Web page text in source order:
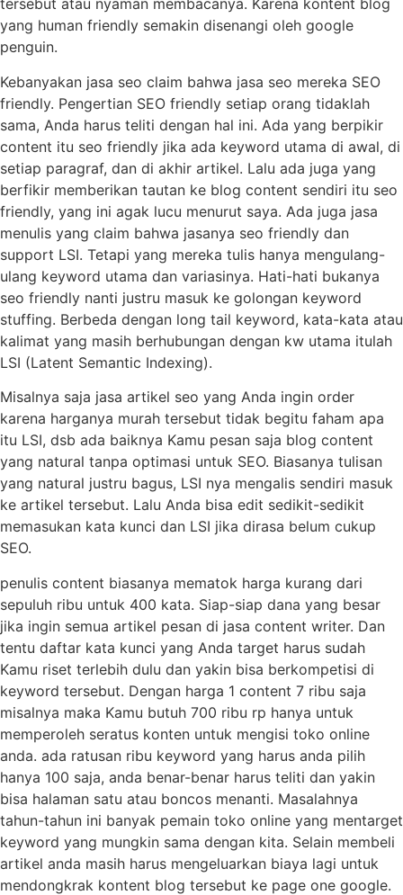
tersebut atau nyaman membacanya. Karena kontent blog
yang human friendly semakin disenangi oleh google
penguin.
Kebanyakan jasa seo claim bahwa jasa seo mereka SEO
friendly. Pengertian SEO friendly setiap orang tidaklah
sama, Anda harus teliti dengan hal ini. Ada yang berpikir
content itu seo friendly jika ada keyword utama di awal, di
setiap paragraf, dan di akhir artikel. Lalu ada juga yang
berfikir memberikan tautan ke blog content sendiri itu seo
friendly, yang ini agak lucu menurut saya. Ada juga jasa
menulis yang claim bahwa jasanya seo friendly dan
support LSI. Tetapi yang mereka tulis hanya mengulang-
ulang keyword utama dan variasinya. Hati-hati bukanya
seo friendly nanti justru masuk ke golongan keyword
stuffing. Berbeda dengan long tail keyword, kata-kata atau
kalimat yang masih berhubungan dengan kw utama itulah
LSI (Latent Semantic Indexing).
Misalnya saja jasa artikel seo yang Anda ingin order
karena harganya murah tersebut tidak begitu faham apa
itu LSI, dsb ada baiknya Kamu pesan saja blog content
yang natural tanpa optimasi untuk SEO. Biasanya tulisan
yang natural justru bagus, LSI nya mengalis sendiri masuk
ke artikel tersebut. Lalu Anda bisa edit sedikit-sedikit
memasukan kata kunci dan LSI jika dirasa belum cukup
SEO.
penulis content biasanya mematok harga kurang dari
sepuluh ribu untuk 400 kata. Siap-siap dana yang besar
jika ingin semua artikel pesan di jasa content writer. Dan
tentu daftar kata kunci yang Anda target harus sudah
Kamu riset terlebih dulu dan yakin bisa berkompetisi di
keyword tersebut. Dengan harga 1 content 7 ribu saja
misalnya maka Kamu butuh 700 ribu rp hanya untuk
memperoleh seratus konten untuk mengisi toko online
anda. ada ratusan ribu keyword yang harus anda pilih
hanya 100 saja, anda benar-benar harus teliti dan yakin
bisa halaman satu atau boncos menanti. Masalahnya
tahun-tahun ini banyak pemain toko online yang mentarget
keyword yang mungkin sama dengan kita. Selain membeli
artikel anda masih harus mengeluarkan biaya lagi untuk
mendongkrak kontent blog tersebut ke page one google.